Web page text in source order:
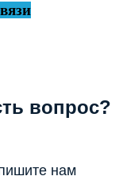
вопрос?
нам